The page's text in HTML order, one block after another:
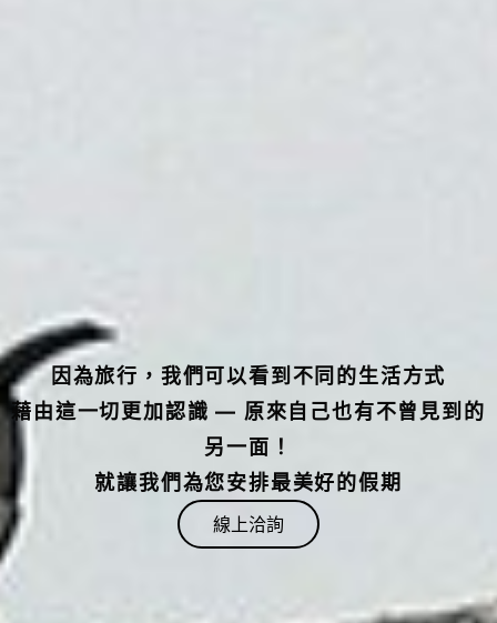
藉由這一切更加認識 — 原來自己也有不曾見到的